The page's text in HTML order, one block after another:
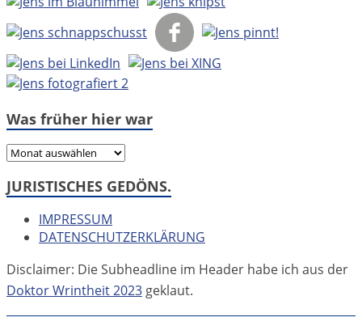
Was früher hier war
Was
hier
JURISTISCHES GEDÖNS.
IMPRESSUM
DATENSCHUTZERKLÄRUNG
Disclaimer: Die Subheadline im Header habe ich aus der
Doktor Wrintheit 2023 geklaut.